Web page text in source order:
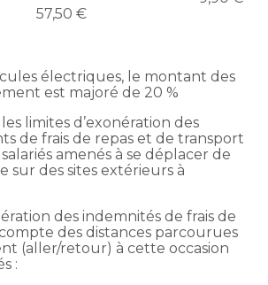
57,50 €
électriques, le montant des
est majoré de 20 %
limites d’exonération des
de frais de repas et de transport
amenés à se déplacer de
sur des sites extérieurs à
des indemnités de frais de
des distances parcourues
(aller/retour) à cette occasion
: